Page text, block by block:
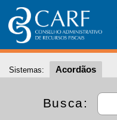
Sistemas: Acordãos
Busca: